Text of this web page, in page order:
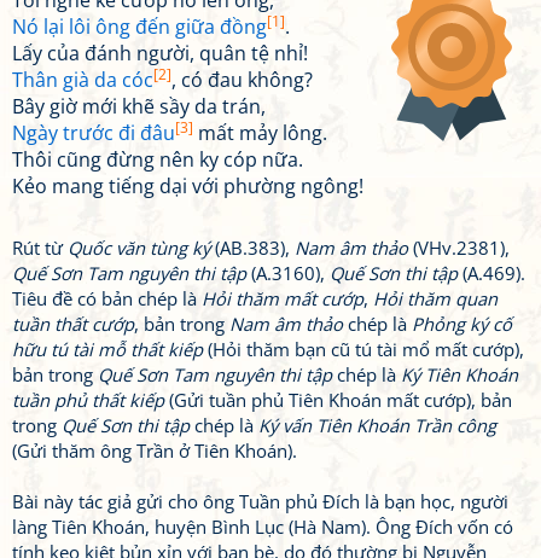
Nó lại lôi ông đến giữa đồng[1].
Lấy của đánh người, quân tệ nhỉ!
Thân già da cóc[2], có đau không?
Bây giờ mới khẽ sầy da trán,
Ngày trước đi đâu[3] mất mảy lông.
Thôi cũng đừng nên ky cóp nữa.
Kẻo mang tiếng dại với phường ngông!
Rút từ Quốc văn tùng ký(AB.383), Nam âm thảo(VHv.2381),
Quế Sơn Tam nguyên thi tập(A.3160), Quế Sơn thi tập(A.469).
Tiêu đề có bản chép là Hỏi thăm mất cướp, Hỏi thăm quan
tuần thất cướp, bản trong Nam âm thảochép là Phỏng ký cố
hữu tú tài mỗ thất kiếp(Hỏi thăm bạn cũ tú tài mổ mất cướp),
bản trong Quế Sơn Tam nguyên thi tậpchép là Ký Tiên Khoán
tuần phủ thất kiếp(Gửi tuần phủ Tiên Khoán mất cướp), bản
trong Quế Sơn thi tậpchép là Ký vấn Tiên Khoán Trần công
(Gửi thăm ông Trần ở Tiên Khoán).
Bài này tác giả gửi cho ông Tuần phủ Đích là bạn học, người
làng Tiên Khoán, huyện Bình Lục (Hà Nam). Ông Đích vốn có
tính keo kiệt bủn xỉn với bạn bè, do đó thường bị Nguyễn